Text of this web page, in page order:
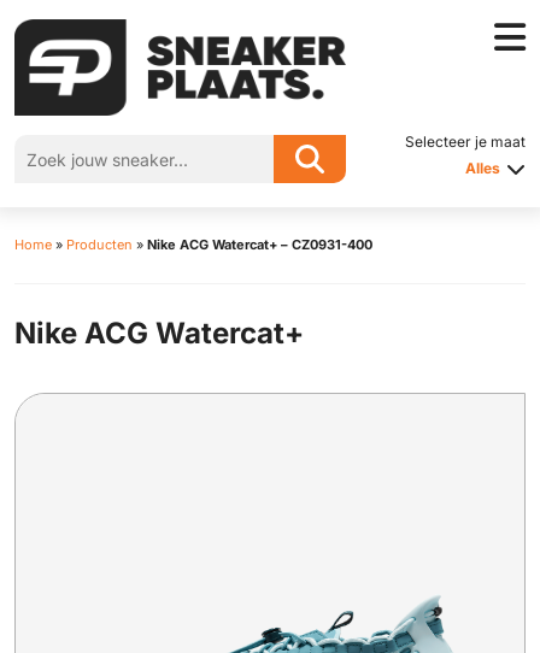
Selecteer je maat
Alles
Home » Producten » Nike ACG Watercat+ – CZ0931-400
Nike ACG Watercat+